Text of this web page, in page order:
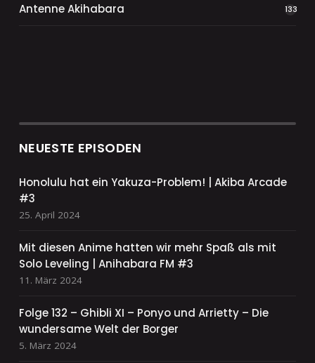
Antenne Akihabara 133
NEUESTE EPISODEN
Honolulu hat ein Yakuza-Problem! | Akiba Arcade
#3
25. April 2024
Mit diesen Anime hatten wir mehr Spaß als mit
Solo Leveling | Anihabara FM #3
11. März 2024
Folge 132 – Ghibli XI – Ponyo und Arrietty – Die
wundersame Welt der Borger
5. März 2024